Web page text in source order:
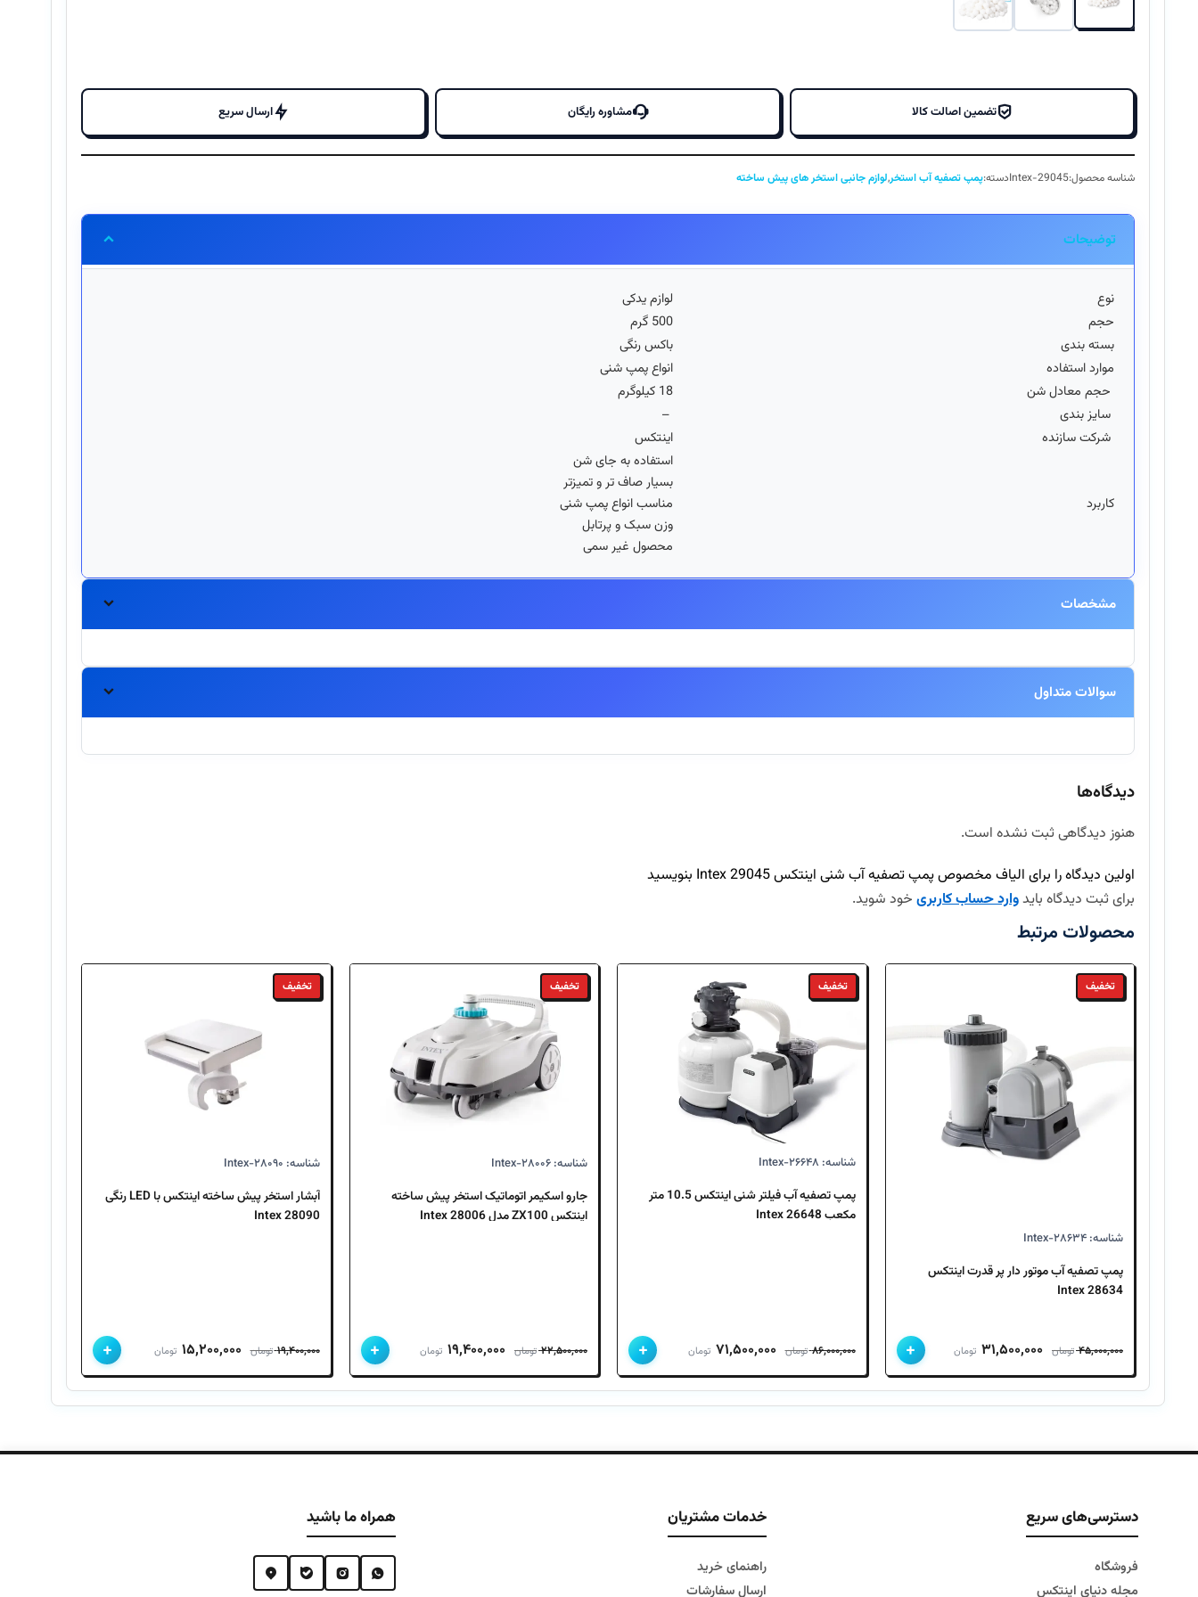
تضمین اصالت کالا مشاوره رایگان ارسال سریع
شناسه محصول:Intex-29045دسته:پمپ تصفیه آب استخر,لوازم جانبی استخر های پیش ساخته
توضیحات
نوع
لوازم یدکی
حجم
500 گرم
بسته بندی
باکس رنگی
موارد استفاده
انواع پمپ شنی
حجم معادل شن
18 کیلوگرم
سایز بندی
–
شرکت سازنده
اینتکس
کاربرد
استفاده به جای شن
بسیار صاف تر و تمیزتر
مناسب انواع پمپ شنی
وزن سبک و پرتابل
محصول غیر سمی
مشخصات
سوالات متداول
آیا این محصول اورجینال است؟
بله، تمامی محصولات موجود در اینتکس مستقیماً از برندهای معتبر تهیه شده و اصالت آنها ۱۰۰٪ تضمین میگردد.
ارسال سفارش چند روز طول میکشد؟
آیا امکان بازگرداندن کالا وجود دارد؟
دیدگاه‌ها
هنوز دیدگاهی ثبت نشده است.
اولین دیدگاه را برای الیاف مخصوص پمپ تصفیه آب شنی اینتکس 29045 Intex بنویسید
برای ثبت دیدگاه بایدوارد حساب کاربری خود شوید.
محصولات مرتبط
تخفیف
شناسه: Intex-۲۸۶۳۴
پمپ تصفیه آب موتور دار پر قدرت اینتکس
28634 Intex
۴۵,۰۰۰,۰۰۰ تومان قیمت
اصلی
۴۵,۰۰۰,۰۰۰ تومان
۳۱,۵۰۰,۰۰۰ تومانقیمت
فعلی
۳۱,۵۰۰,۰۰۰ تومان
+
تخفیف
شناسه: Intex-۲۶۶۴۸
پمپ تصفیه آب فیلتر شنی اینتکس 10.5 متر
مکعب Intex 26648
۸۶,۰۰۰,۰۰۰ تومان قیمت
اصلی
۸۶,۰۰۰,۰۰۰ تومان
۷۱,۵۰۰,۰۰۰ تومانقیمت
فعلی
۷۱,۵۰۰,۰۰۰ تومان
+
تخفیف
شناسه: Intex-۲۸۰۰۶
جارو اسکیمر اتوماتیک استخر پیش ساخته
اینتکس ZX100 مدل 28006 Intex
۲۲,۵۰۰,۰۰۰ تومان قیمت
اصلی
۲۲,۵۰۰,۰۰۰ تومان
۱۹,۴۰۰,۰۰۰ تومانقیمت
فعلی
۱۹,۴۰۰,۰۰۰ تومان
+
تخفیف
شناسه: Intex-۲۸۰۹۰
آبشار استخر پیش ساخته اینتکس با LED رنگی
28090 Intex
۱۹,۴۰۰,۰۰۰ تومان قیمت
اصلی
۱۹,۴۰۰,۰۰۰ تومان
۱۵,۲۰۰,۰۰۰ تومانقیمت
فعلی
۱۵,۲۰۰,۰۰۰ تومان
+
دسترسی‌های سریع
فروشگاه
مجله دنیای اینتکس
خدمات مشتریان
راهنمای خرید
ارسال سفارشات
همراه ما باشید